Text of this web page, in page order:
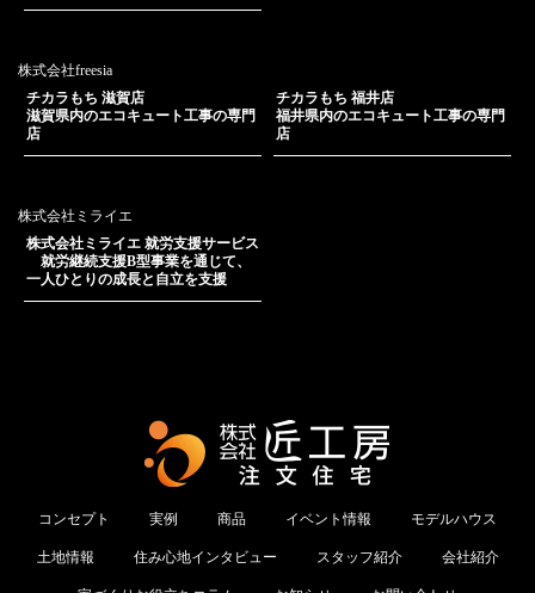
株式会社freesia
チカラもち 滋賀店
滋賀県内のエコキュート工事の専門
店
チカラもち 福井店
福井県内のエコキュート工事の専門
店
株式会社ミライエ
株式会社ミライエ 就労支援サービス
就労継続支援B型事業を通じて、
一人ひとりの成長と自立を支援
コンセプト 実例 商品 イベント情報 モデルハウス
土地情報 住み心地インタビュー スタッフ紹介 会社紹介